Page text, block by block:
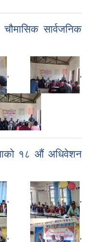
सार्वजनिक
, ,
१८ औं अधिवेशन
, ,
, ,